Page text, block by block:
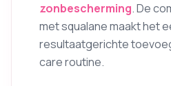
zonbescherming. De
met squalane maakt het
resultaatgerichte
care routine.